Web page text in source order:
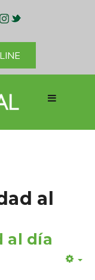
al
al día